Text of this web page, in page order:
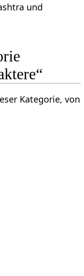
und
Kategorie, von